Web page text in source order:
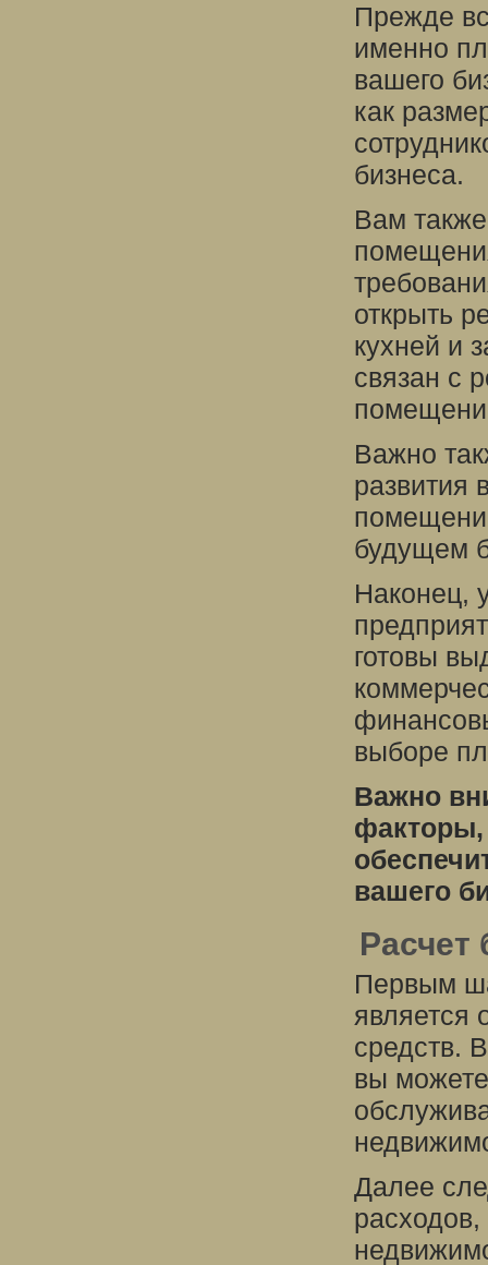
Прежде
именно
вашего
как
бизнеса.
Вам
открыть
кухней и
связан с
Важно
развития
будущем
Наконец,
готовы
выборе
Важно
вашего
Первым
является
средств.
вы
Далее